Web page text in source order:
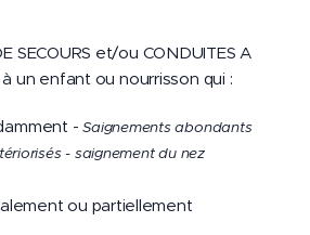
SECOURS et/ou CONDUITES A
un enfant ou nourrisson qui :
-Saignements abondants
- saignement du nez
ou partiellement